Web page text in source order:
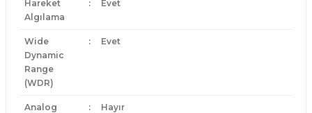
Hareket
Algılama
: Evet
Wide
Dynamic
Range
(WDR)
: Evet
Analog
: Hayır